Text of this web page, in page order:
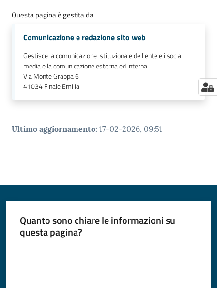
Questa pagina è gestita da
Comunicazione e redazione sito web
Gestisce la comunicazione istituzionale dell'ente e i social
media e la comunicazione esterna ed interna.
Via Monte Grappa 6
41034Finale Emilia
Ultimo aggiornamento: 17-02-2026, 09:51
Quanto sono chiare le informazioni su
questa pagina?